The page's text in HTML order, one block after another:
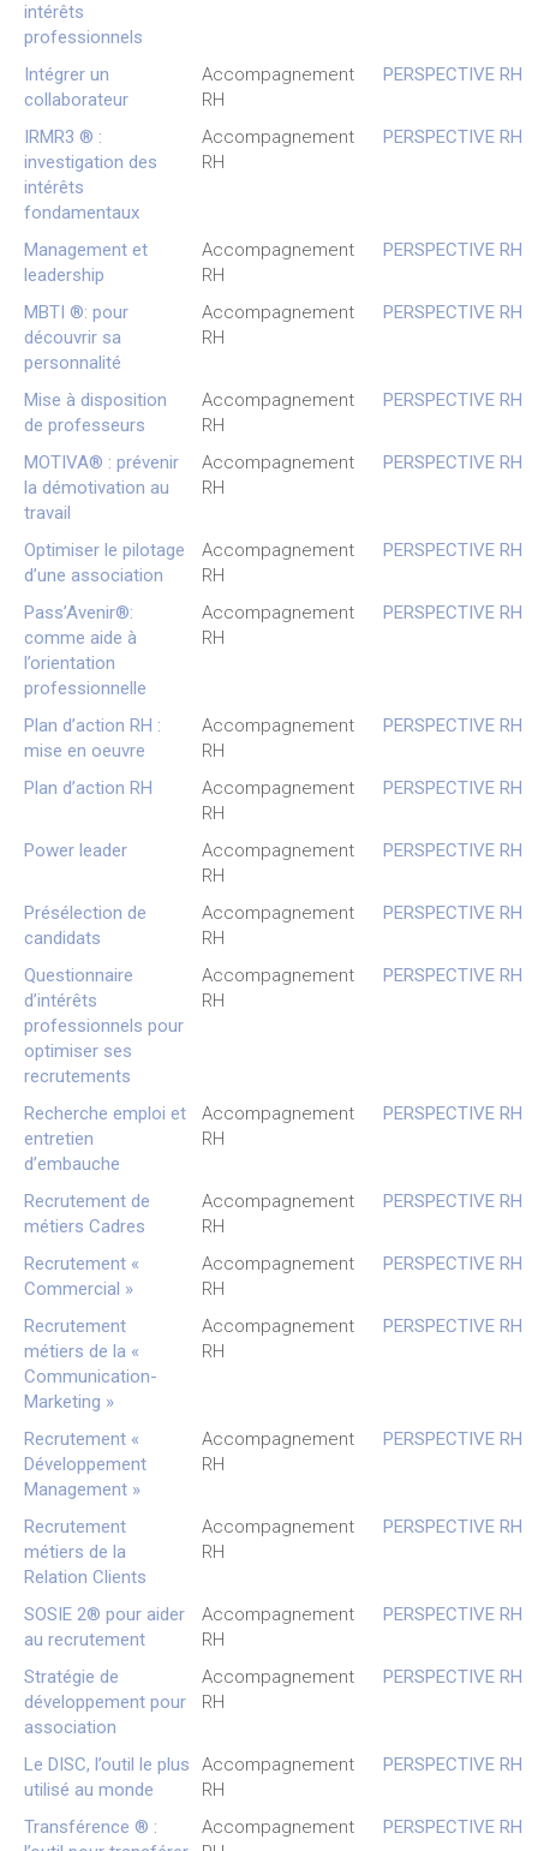
intérêts
professionnels
Intégrer un
collaborateur
Accompagnement
RH
PERSPECTIVE RH
IRMR3 ® :
investigation des
intérêts
fondamentaux
Accompagnement
RH
PERSPECTIVE RH
Management et
leadership
Accompagnement
RH
PERSPECTIVE RH
MBTI ®: pour
découvrir sa
personnalité
Accompagnement
RH
PERSPECTIVE RH
Mise à disposition
de professeurs
Accompagnement
RH
PERSPECTIVE RH
MOTIVA® : prévenir
la démotivation au
travail
Accompagnement
RH
PERSPECTIVE RH
Optimiser le pilotage
d’une association
Accompagnement
RH
PERSPECTIVE RH
Pass’Avenir®:
comme aide à
l’orientation
professionnelle
Accompagnement
RH
PERSPECTIVE RH
Plan d’action RH :
mise en oeuvre
Accompagnement
RH
PERSPECTIVE RH
Plan d’action RH
Accompagnement
RH
PERSPECTIVE RH
Power leader
Accompagnement
RH
PERSPECTIVE RH
Présélection de
candidats
Accompagnement
RH
PERSPECTIVE RH
Questionnaire
d’intérêts
professionnels pour
optimiser ses
recrutements
Accompagnement
RH
PERSPECTIVE RH
Recherche emploi et
entretien
d’embauche
Accompagnement
RH
PERSPECTIVE RH
Recrutement de
métiers Cadres
Accompagnement
RH
PERSPECTIVE RH
Recrutement «
Commercial »
Accompagnement
RH
PERSPECTIVE RH
Recrutement
métiers de la «
Communication-
Marketing »
Accompagnement
RH
PERSPECTIVE RH
Recrutement «
Développement
Management »
Accompagnement
RH
PERSPECTIVE RH
Recrutement
métiers de la
Relation Clients
Accompagnement
RH
PERSPECTIVE RH
SOSIE 2® pour aider
au recrutement
Accompagnement
RH
PERSPECTIVE RH
Stratégie de
développement pour
association
Accompagnement
RH
PERSPECTIVE RH
Le DISC, l’outil le plus
utilisé au monde
Accompagnement
RH
PERSPECTIVE RH
Transférence ® :
Accompagnement
PERSPECTIVE RH